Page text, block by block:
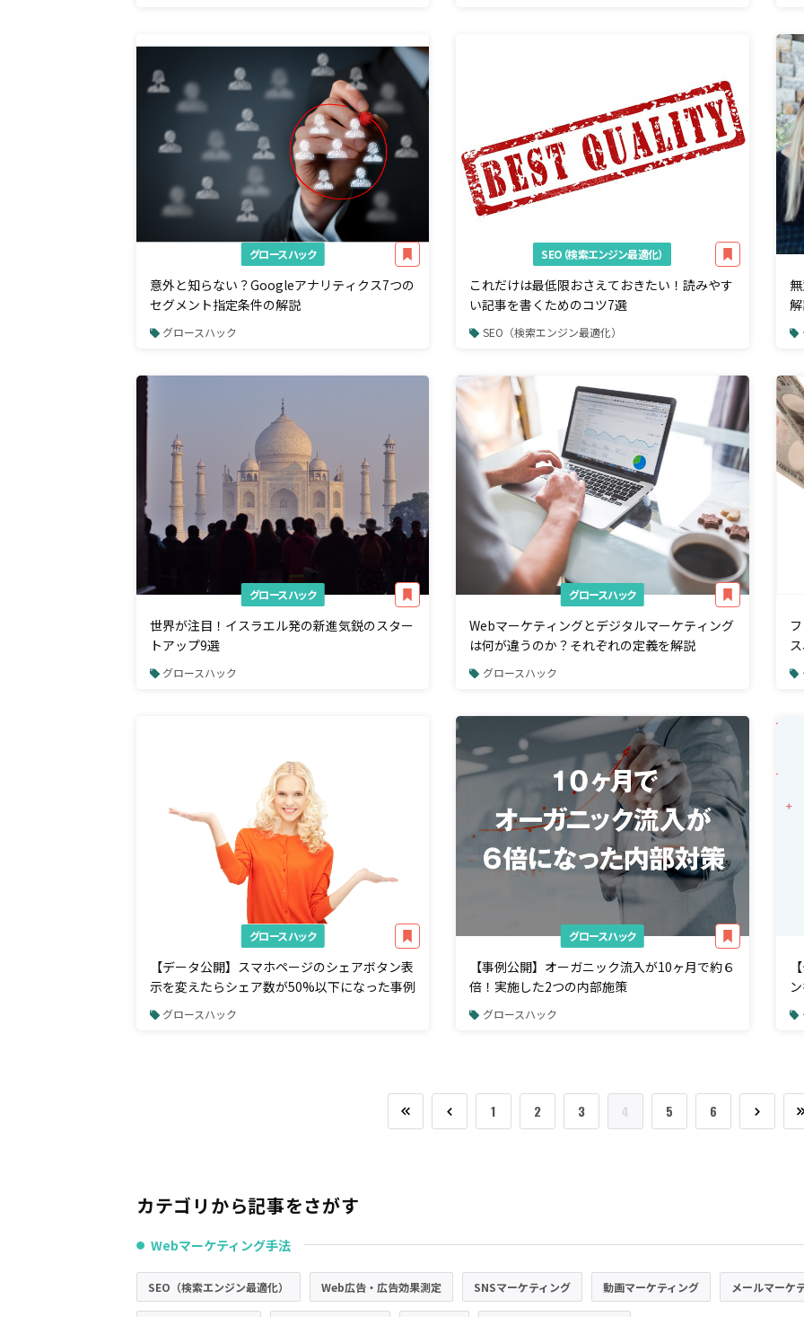
グロースハック
意外と知らない？Googleアナリティクス7つの
セグメント指定条件の解説
グロースハック
SEO（検索エンジン最適化）
これだけは最低限おさえておきたい！読みやす
い記事を書くためのコツ7選
SEO（検索エンジン最適化）
グロースハック
世界が注目！イスラエル発の新進気鋭のスター
トアップ9選
グロースハック
グロースハック
Webマーケティングとデジタルマーケティング
は何が違うのか？それぞれの定義を解説
グロースハック
グロースハック
【データ公開】スマホページのシェアボタン表
示を変えたらシェア数が50%以下になった事例
グロースハック
グロースハック
【事例公開】オーガニック流入が10ヶ月で約６
倍！実施した2つの内部施策
グロースハック
1 2 3 4 5 6
カテゴリから記事をさがす
● Webマーケティング手法
SEO（検索エンジン最適化） Web広告・広告効果測定 SNSマーケティング 動画マーケティング メールマーケ